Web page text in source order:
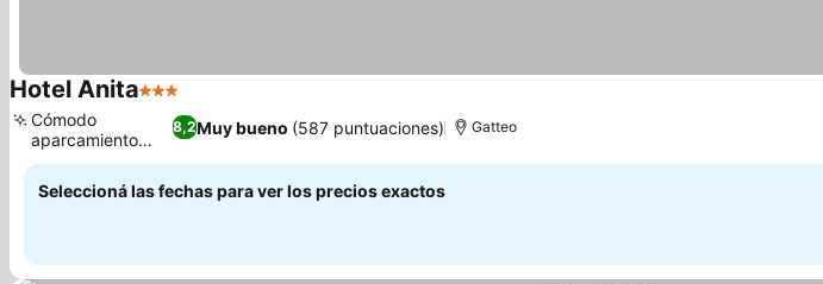
Hotel Anita3 Estrellas
8,2Muy bueno (587 puntuaciones)
Cómodo
aparcamiento
privado
Gatteo
Seleccioná las fechas para ver los precios exactos